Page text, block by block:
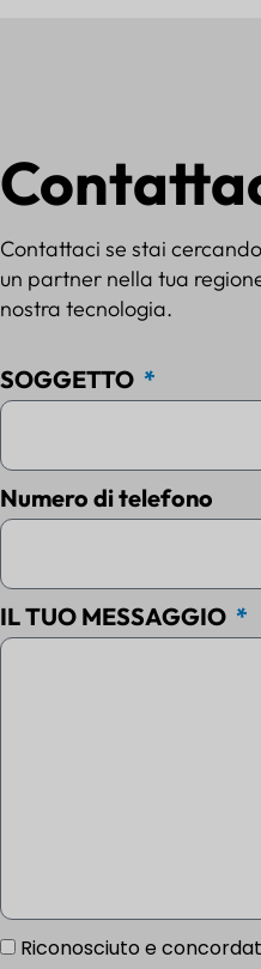
Contattaci se stai
un partner nella tua
nostra tecnologia.
SOGGETTO
Numero di telefono
IL TUO MESSAGGIO
Riconosciuto e